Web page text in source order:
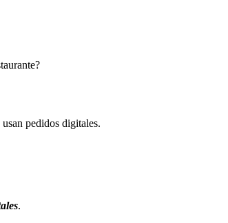
pedidos digitales.
.